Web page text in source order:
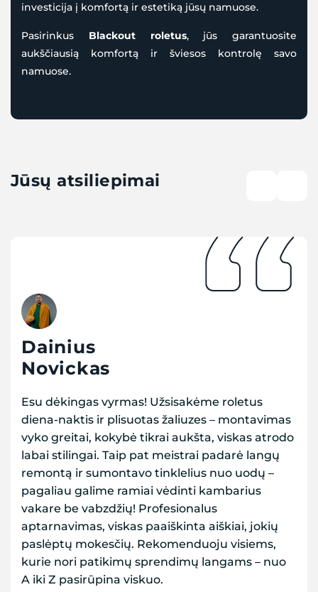
investicija į komfortą ir estetiką jūsų namuose.
Pasirinkus Blackout roletus, jūs garantuosite
aukščiausią komfortą ir šviesos kontrolę savo
namuose.
Jūsų atsiliepimai
Dainius
Novickas
Esu dėkingas vyrmas! Užsisakėme roletus
diena-naktis ir plisuotas žaliuzes – montavimas
vyko greitai, kokybė tikrai aukšta, viskas atrodo
labai stilingai. Taip pat meistrai padarė langų
remontą ir sumontavo tinklelius nuo uodų –
pagaliau galime ramiai vėdinti kambarius
vakare be vabzdžių! Profesionalus
aptarnavimas, viskas paaiškinta aiškiai, jokių
paslėptų mokesčių. Rekomenduoju visiems,
kurie nori patikimų sprendimų langams – nuo
A iki Z pasirūpina viskuo.